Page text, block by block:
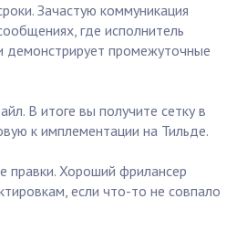
Зачастую коммуникация
где исполнитель
демонстрирует промежуточные
В итоге вы получите сетку в
к имплементации на Тильде.
правки. Хороший фрилансер
если что-то не совпало